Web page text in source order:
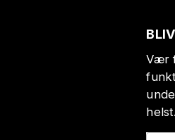
Vær
helst.